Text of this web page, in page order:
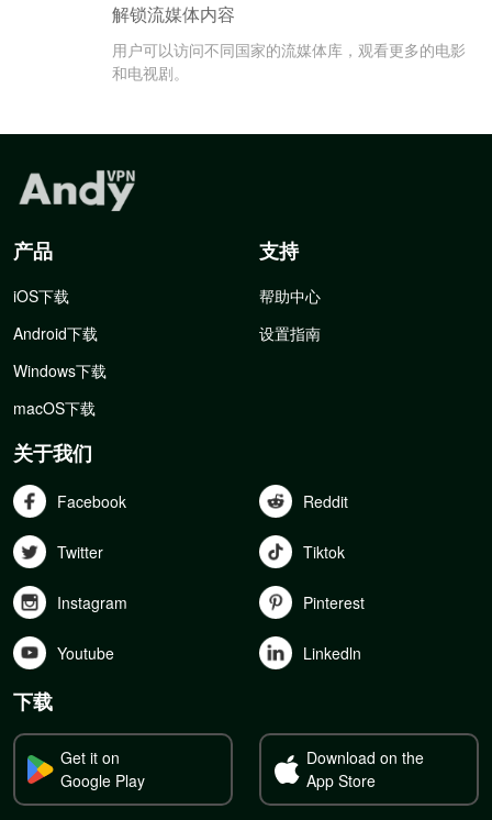
解锁流媒体内容
用户可以访问不同国家的流媒体库，观看更多的电影
和电视剧。
产品
iOS下载
Android下载
Windows下载
macOS下载
支持
帮助中心
设置指南
关于我们
Facebook Reddit
Twitter Tiktok
Instagram Pinterest
Youtube Linkedln
下载
Get it on
Google Play
Download on the
App Store